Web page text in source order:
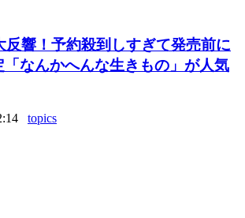
反響！予約殺到しすぎて発売前に
「なんかへんな生きもの」が人気
topics